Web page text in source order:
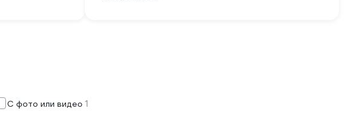
С фото или видео 1